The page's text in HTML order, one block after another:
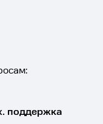
поддержка